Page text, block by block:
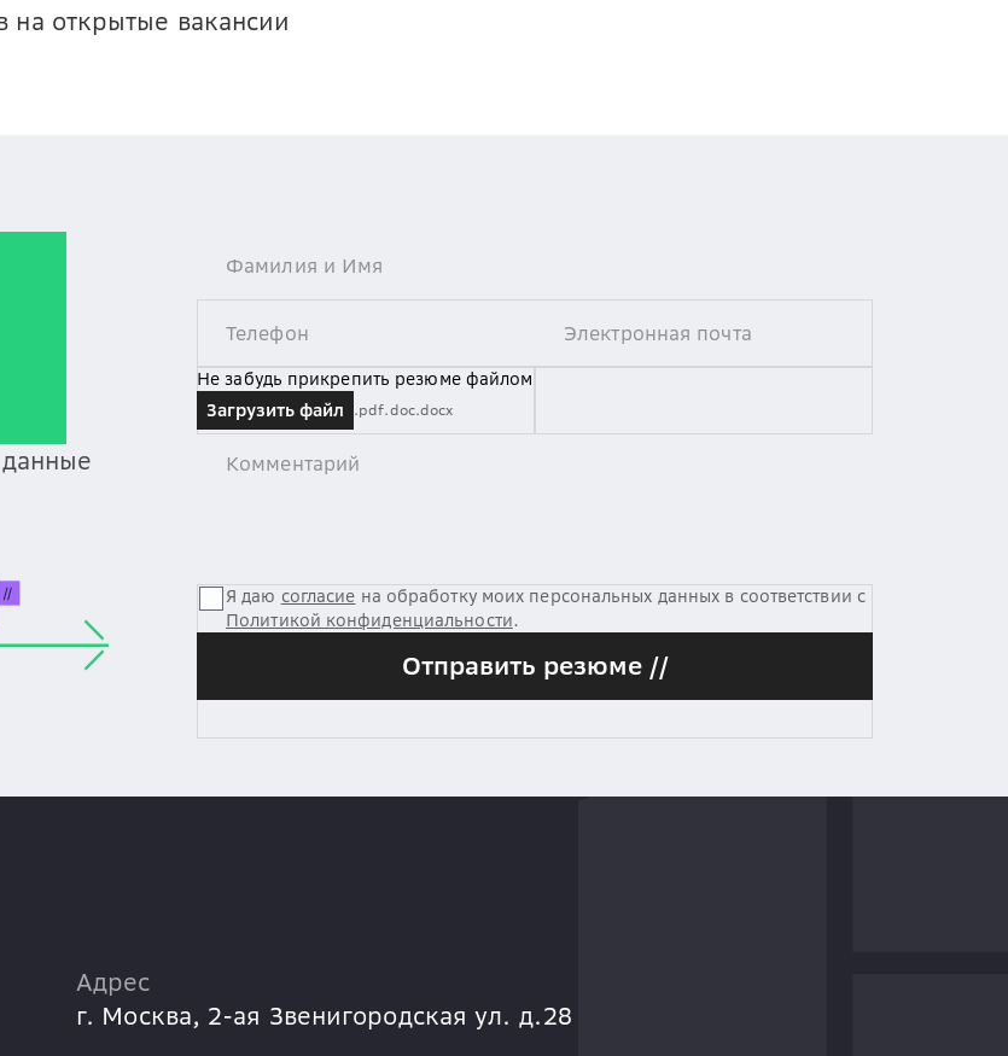
на открытые вакансии
Не забудь прикрепить резюме файлом
Загрузить файл
.pdf.doc.docx
Я даю согласие на обработку моих персональных данных в соответствии с
Политикой конфиденциальности.
Отправить резюме //
Адрес
г. Москва, 2-ая Звенигородская ул. д.28